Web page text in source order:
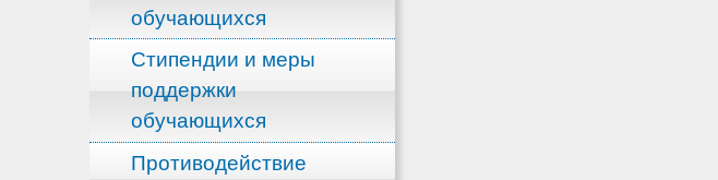
обучающихся
Стипендии и меры
поддержки
обучающихся
Противодействие